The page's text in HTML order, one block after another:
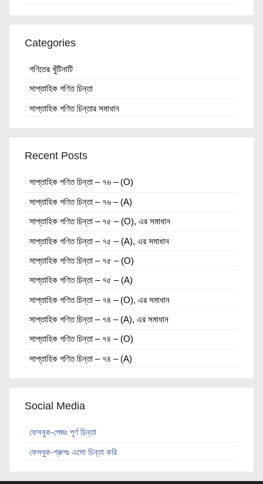
Categories
গণিতের খুঁটিনাটি
সাপ্তাহিক গণিত চিন্তা
সাপ্তাহিক গণিত চিন্তার সমাধান
Recent Posts
সাপ্তাহিক গণিত চিন্তা – ৭৬ – (O)
সাপ্তাহিক গণিত চিন্তা – ৭৬ – (A)
সাপ্তাহিক গণিত চিন্তা – ৭৫ – (O), এর সমাধান
সাপ্তাহিক গণিত চিন্তা – ৭৫ – (A), এর সমাধান
সাপ্তাহিক গণিত চিন্তা – ৭৫ – (O)
সাপ্তাহিক গণিত চিন্তা – ৭৫ – (A)
সাপ্তাহিক গণিত চিন্তা – ৭৪ – (O), এর সমাধান
সাপ্তাহিক গণিত চিন্তা – ৭৪ – (A), এর সমাধান
সাপ্তাহিক গণিত চিন্তা – ৭৪ – (O)
সাপ্তাহিক গণিত চিন্তা – ৭৪ – (A)
Social Media
ফেসবুক-পেজঃ পূর্ণ চিন্তা
ফেসবুক-গ্রুপঃ এসো চিন্তা করি